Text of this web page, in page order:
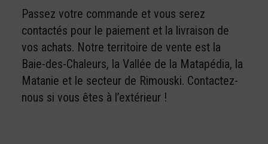
Passez votre commande et vous serez
contactés pour le paiement et la livraison de
vos achats. Notre territoire de vente est la
Baie-des-Chaleurs, la Vallée de la Matapédia, la
Matanie et le secteur de Rimouski. Contactez-
nous si vous êtes à l’extérieur !